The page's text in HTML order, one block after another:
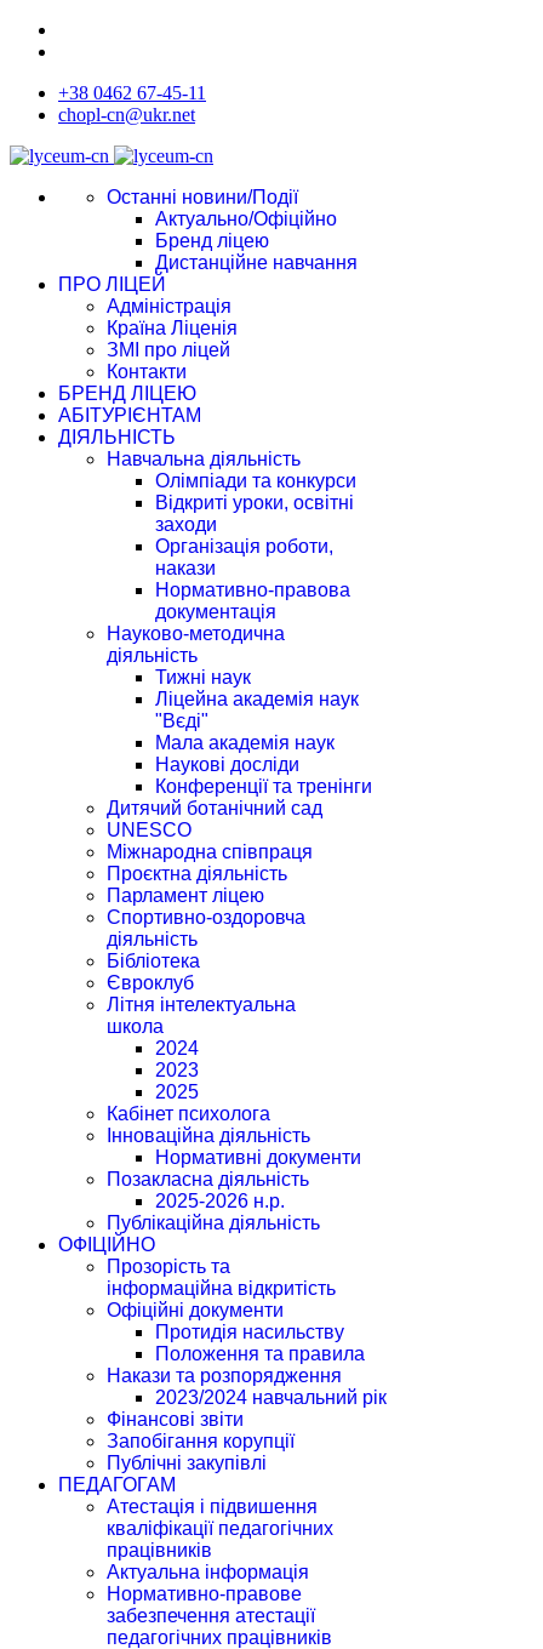
+38 0462 67-45-11
chopl-cn@ukr.net
Останні новини/Події
Актуально/Офіційно
Бренд ліцею
Дистанційне навчання
ПРО ЛІЦЕЙ
Адміністрація
Країна Ліценія
ЗМІ про ліцей
Контакти
БРЕНД ЛІЦЕЮ
АБІТУРІЄНТАМ
ДІЯЛЬНІСТЬ
Навчальна діяльність
Олімпіади та конкурси
Відкриті уроки, освітні
заходи
Організація роботи,
накази
Нормативно-правова
документація
Науково-методична
діяльність
Тижні наук
Ліцейна академія наук
"Вєді"
Мала академія наук
Наукові досліди
Конференції та тренінги
Дитячий ботанічний сад
UNESCO
Міжнародна співпраця
Проєктна діяльність
Парламент ліцею
Спортивно-оздоровча
діяльність
Бібліотека
Євроклуб
Літня інтелектуальна
школа
2024
2023
2025
Кабінет психолога
Інноваційна діяльність
Нормативні документи
Позакласна діяльність
2025-2026 н.р.
Публікаційна діяльність
ОФІЦІЙНО
Прозорість та
інформаційна відкритість
Офіційні документи
Протидія насильству
Положення та правила
Накази та розпорядження
2023/2024 навчальний рік
Фінансові звіти
Запобігання корупції
Публічні закупівлі
ПЕДАГОГАМ
Атестація і підвишення
кваліфікації педагогічних
працівників
Актуальна інформація
Нормативно-правове
забезпечення атестації
педагогічних працівників